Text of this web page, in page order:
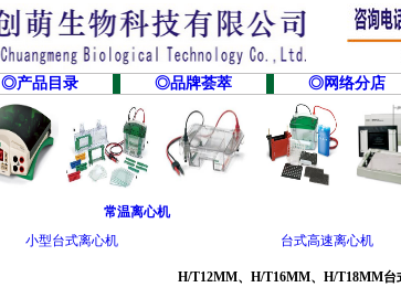
◎产品目录 ◎品牌荟萃 ◎网络分店
常温离心机
小型台式离心机
台式高速离心机
H/T12MM、 H/T16MM、 H/T18MM台